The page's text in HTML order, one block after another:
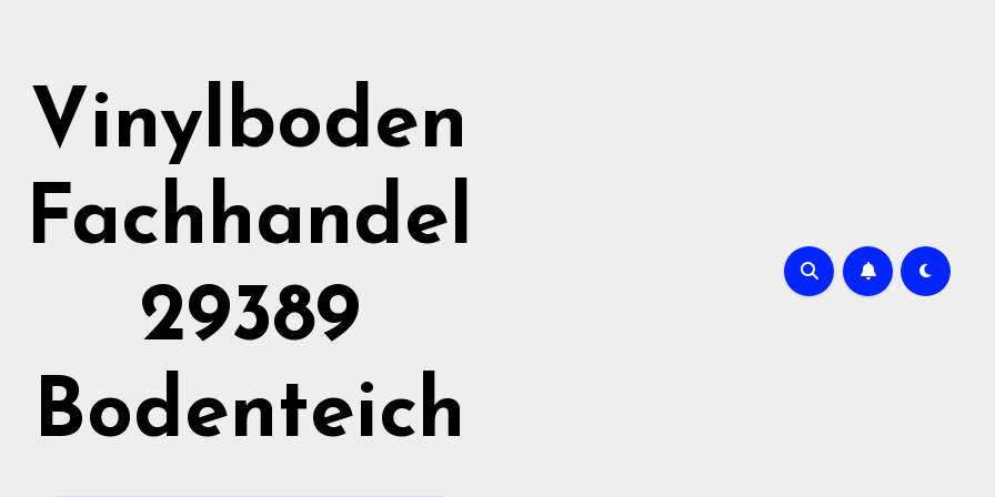
Vinylboden
Fachhandel
29389
Bodenteich